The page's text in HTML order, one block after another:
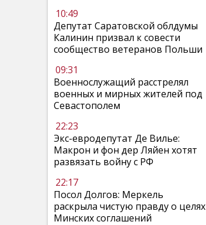
10:49
Депутат Саратовской облдумы
Калинин призвал к совести
сообщество ветеранов Польши
09:31
Военнослужащий расстрелял
военных и мирных жителей под
Севастополем
22:23
Экс-евродепутат Де Вилье:
Макрон и фон дер Ляйен хотят
развязать войну с РФ
22:17
Посол Долгов: Меркель
раскрыла чистую правду о целях
Минских соглашений